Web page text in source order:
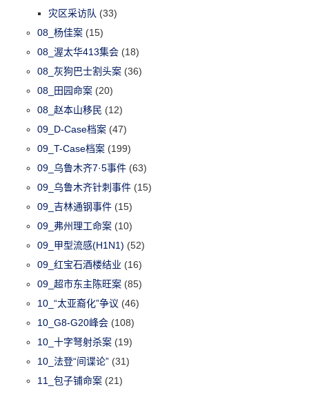
灾区采访队 (33)
08_杨佳案 (15)
08_渥太华413集会 (18)
08_灰狗巴士割头案 (36)
08_田园命案 (20)
08_赵本山移民 (12)
09_D-Case档案 (47)
09_T-Case档案 (199)
09_乌鲁木齐7·5事件 (63)
09_乌鲁木齐针刺事件 (15)
09_吉林通钢事件 (15)
09_弗州理工命案 (10)
09_甲型流感(H1N1) (52)
09_红宝石酒楼结业 (16)
09_超市东主陈旺案 (85)
10_“太亚裔化”争议 (46)
10_G8-G20峰会 (108)
10_十字弩射杀案 (19)
10_法登“间谍论” (31)
11_包子铺命案 (21)